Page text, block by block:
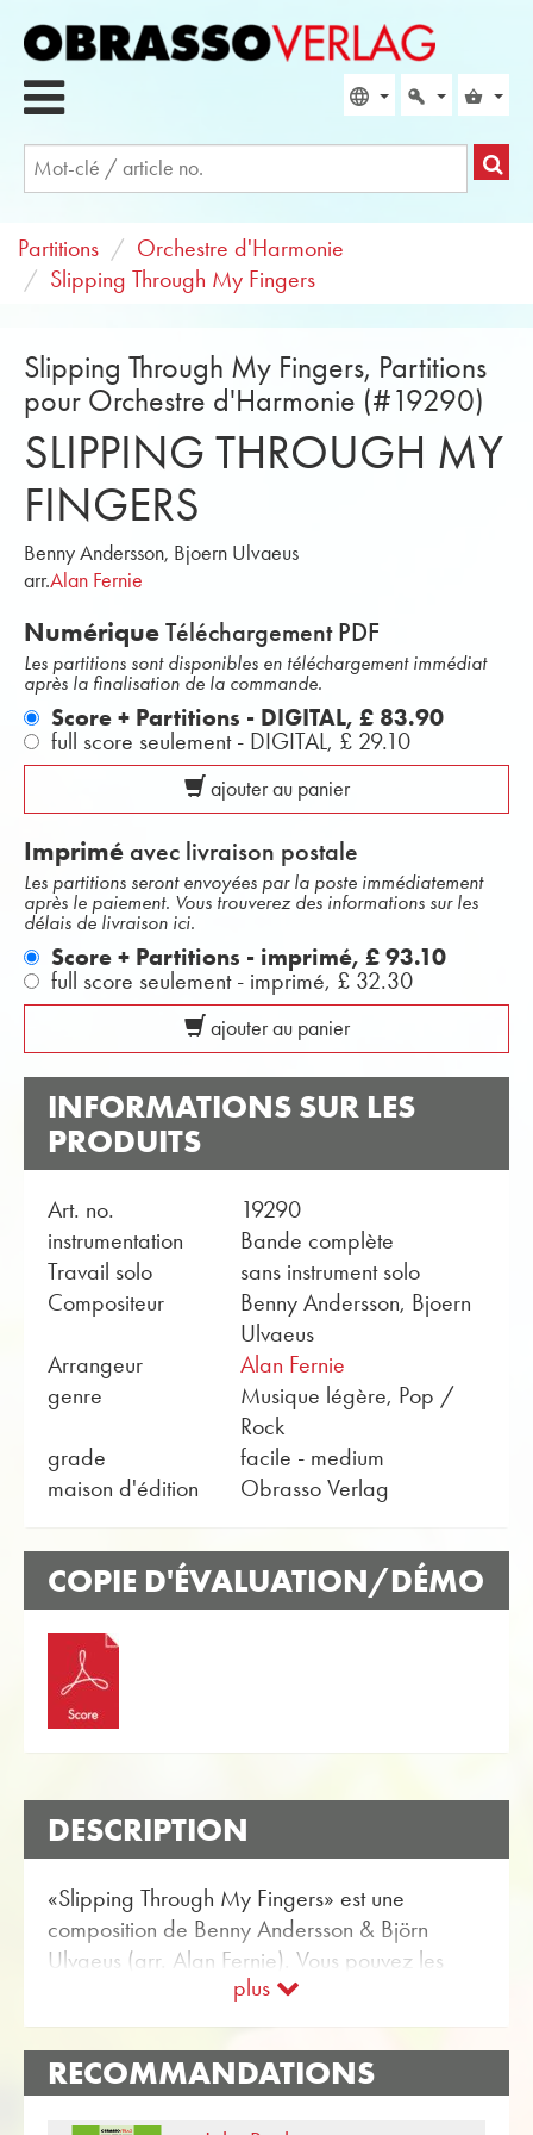
Partitions
Orchestre d'Harmonie
Slipping Through My Fingers
Slipping Through My Fingers, Partitions
pour Orchestre d'Harmonie (#19290)
SLIPPING THROUGH MY
FINGERS
Benny Andersson, Bjoern Ulvaeus
arr.Alan Fernie
NumériqueTéléchargement PDF
Les partitions sont disponibles en téléchargement immédiat
après la finalisation de la commande.
Score + Partitions - DIGITAL, £ 83.90
full score seulement - DIGITAL, £ 29.10
ajouter au panier
Imprimé avec livraison postale
Les partitions seront envoyées par la poste immédiatement
après le paiement. Vous trouverez des informations sur les
délais de livraison ici.
Score + Partitions - imprimé, £ 93.10
full score seulement - imprimé, £ 32.30
ajouter au panier
INFORMATIONS SUR LES
PRODUITS
Art. no.
19290
instrumentation
Bande complète
Travail solo
sans instrument solo
Compositeur
Benny Andersson, Bjoern
Ulvaeus
Arrangeur
Alan Fernie
genre
Musique légère, Pop /
Rock
grade
facile - medium
maison d'édition
Obrasso Verlag
COPIE D'ÉVALUATION/DÉMO
DESCRIPTION
«Slipping Through My Fingers» est une
composition de Benny Andersson & Björn
Ulvaeus (arr. Alan Fernie). Vous pouvez les
trouver dans la boutique en ligne Obrasso
Partitions pour Orchestre d'Harmonie avec
l'article no. 19290 disponible. La partition est
classée dans Niveau de difficulté B / C (facile
plus
RECOMMANDATIONS